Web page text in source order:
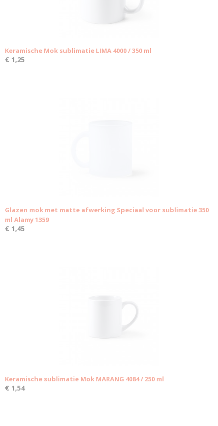
Keramische Mok sublimatie LIMA 4000 / 350 ml
€ 1,25
Glazen mok met matte afwerking Speciaal voor sublimatie 350
ml Alamy 1359
€ 1,45
Keramische sublimatie Mok MARANG 4084 / 250 ml
€ 1,54